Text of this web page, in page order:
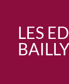
LES
BAILLY